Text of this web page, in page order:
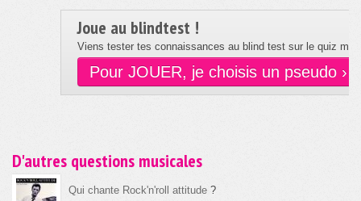
Joue au blindtest !
Viens tester tes connaissances au blind test sur le quiz
Pour JOUER, je choisis un pseudo ›
D'autres questions musicales
Qui chante Rock'n'roll attitude ?